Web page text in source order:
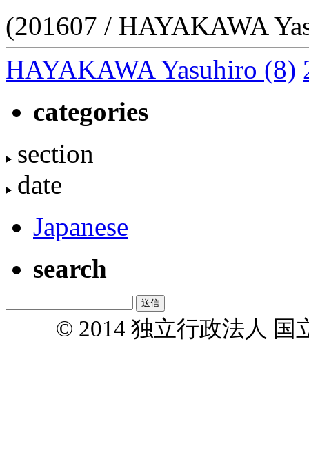
(201607 / HAYAKAWA
HAYAKAWA Yasuhiro (8)
categories
section
date
Japanese
search
© 2014 独立行政法人 国